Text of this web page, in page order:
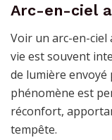
Arc-en-ciel
Voir un arc-en-
vie est souvent
de lumière envoyé
phénomène est
réconfort,
tempête.